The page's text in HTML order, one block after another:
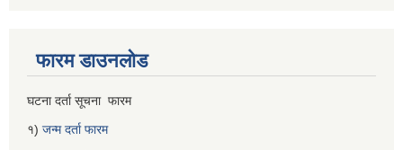
फारम डाउनलोड
घटना दर्ता सूचना फारम
१) जन्म दर्ता फारम